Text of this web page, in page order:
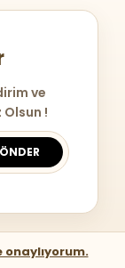
ve
!
onaylıyorum.